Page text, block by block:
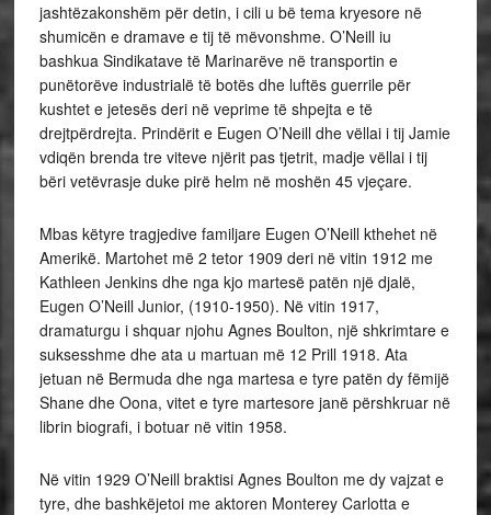
jashtëzakonshëm për detin, i cili u bë tema kryesore në
shumicën e dramave e tij të mëvonshme. O’Neill iu
bashkua Sindikatave të Marinarëve në transportin e
punëtorëve industrialë të botës dhe luftës guerrile për
kushtet e jetesës deri në veprime të shpejta e të
drejtpërdrejta. Prindërit e Eugen O’Neill dhe vëllai i tij Jamie
vdiqën brenda tre viteve njërit pas tjetrit, madje vëllai i tij
bëri vetëvrasje duke pirë helm në moshën 45 vjeçare.
Mbas këtyre tragjedive familjare Eugen O’Neill kthehet në
Amerikë. Martohet më 2 tetor 1909 deri në vitin 1912 me
Kathleen Jenkins dhe nga kjo martesë patën një djalë,
Eugen O’Neill Junior, (1910-1950). Në vitin 1917,
dramaturgu i shquar njohu Agnes Boulton, një shkrimtare e
suksesshme dhe ata u martuan më 12 Prill 1918. Ata
jetuan në Bermuda dhe nga martesa e tyre patën dy fëmijë
Shane dhe Oona, vitet e tyre martesore janë përshkruar në
librin biografi, i botuar në vitin 1958.
Në vitin 1929 O’Neill braktisi Agnes Boulton me dy vajzat e
tyre, dhe bashkëjetoi me aktoren Monterey Carlotta e